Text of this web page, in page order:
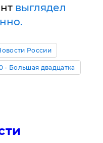
выглядел
России
- Большая двадцатка